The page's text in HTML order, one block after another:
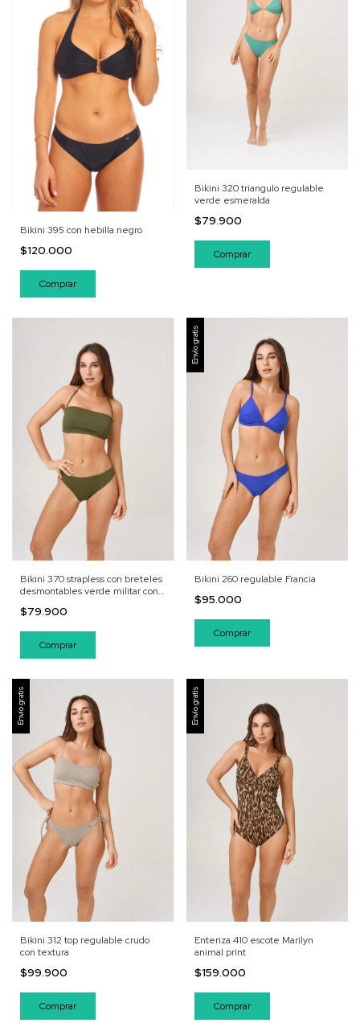
Bikini 395 con hebilla negro
$120.000
Comprar
Bikini 320 triangulo regulable
verde esmeralda
$79.900
Comprar
Bikini 370 strapless con breteles
desmontables verde militar con
$79.900
Comprar
Envío gratis
Bikini 260 regulable Francia
$95.000
Comprar
Envío gratis
Bikini 312 top regulable crudo
con textura
$99.900
Comprar
Envío gratis
Enteriza 410 escote Marilyn
animal print
$159.000
Comprar